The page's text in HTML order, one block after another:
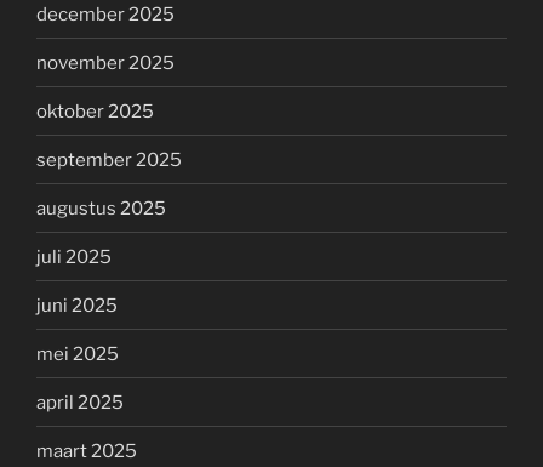
december 2025
november 2025
oktober 2025
september 2025
augustus 2025
juli 2025
juni 2025
mei 2025
april 2025
maart 2025